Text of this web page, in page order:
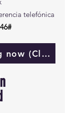
telefónica
#
Join the meeting now (Click here)